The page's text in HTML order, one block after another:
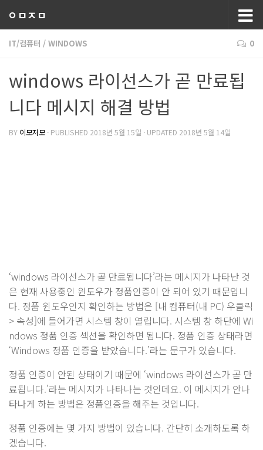
ㅇㅁㅈㅁ
IT/컴퓨터 / WINDOWS 0
windows 라이선스가 곧 만료됩
니다 메시지 해결 방법
BY 이모저모 · PUBLISHED 2018년 5월 15일 · UPDATED 2018년 5월 14일
‘windows 라이선스가 곧 만료됩니다’라는 메시지가 나타난 것
은 현재 사용중인 윈도우가 정품인증이 안 되어 있기 때문입니
다. 정품 윈도우인지 확인하는 방법은 [내 컴퓨터(내 PC) 우클릭
> 속성]에 들어가면 시스템 창이 열립니다. 시스템 창 하단에 Wi
ndows 정품 인증 섹션을 확인하면 됩니다. 정품 인증 상태라면
‘Windows 정품 인증을 받았습니다.’라는 문구가 있습니다.
정품 인증이 안된 상태이기 때문에 ‘windows 라이선스가 곧 만
료됩니다.’라는 메시지가 나타나는 것인데요. 이 메시지가 안나
타나게 하는 방법은 정품인증을 해주는 것입니다.
정품 인증에는 몇 가지 방법이 있습니다. 간단히 소개하도록 하
겠습니다.